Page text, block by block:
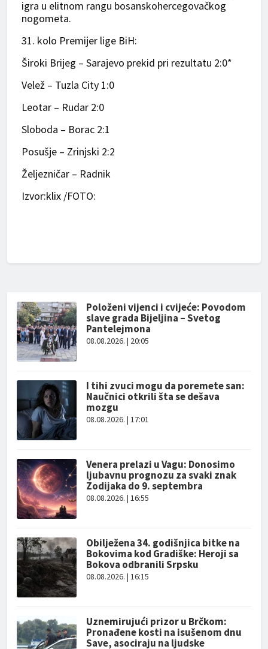
igra u elitnom rangu bosanskohercegovačkog
nogometa.
31. kolo Premijer lige BiH:
Široki Brijeg – Sarajevo prekid pri rezultatu 2:0*
Velež – Tuzla City 1:0
Leotar – Rudar 2:0
Sloboda – Borac 2:1
Posušje – Zrinjski 2:2
Željezničar – Radnik
Izvor:klix /FOTO:
Položeni vijenci i cvijeće: Povodom
slave grada Bijeljina – Svetog
Pantelejmona
08.08.2026. | 20:05
I tihi zvuci mogu da poremete san:
Naučnici otkrili šta se dešava
mozgu
08.08.2026. | 17:01
Venera prelazi u Vagu: Donosimo
ljubavnu prognozu za svaki znak
Zodijaka do 9. septembra
08.08.2026. | 16:55
Obilježena 34. godišnjica bitke na
Bokovima kod Gradiške: Heroji sa
Bokova odbranili Srpsku
08.08.2026. | 16:15
Uznemirujući prizor u Brčkom:
Pronađene kosti na isušenom dnu
Save, asociraju na ljudske